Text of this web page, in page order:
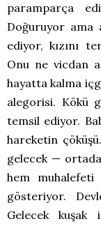
paramparça
Doğuruyor ama
ediyor, kızını
Onu ne vicdan
hayatta kalma
alegorisi. Kökü
temsil ediyor.
hareketin
gelecek —
hem
gösteriyor.
Gelecek kuşak